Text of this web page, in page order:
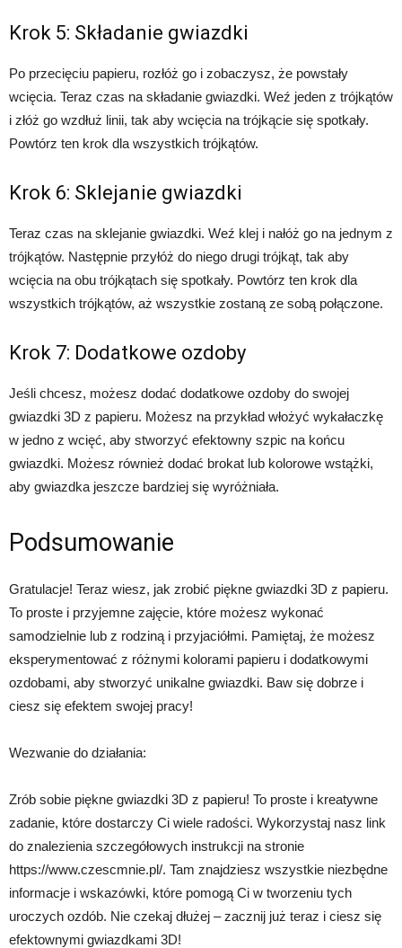
Krok 5: Składanie gwiazdki
Po przecięciu papieru, rozłóż go i zobaczysz, że powstały
wcięcia. Teraz czas na składanie gwiazdki. Weź jeden z trójkątów
i złóż go wzdłuż linii, tak aby wcięcia na trójkącie się spotkały.
Powtórz ten krok dla wszystkich trójkątów.
Krok 6: Sklejanie gwiazdki
Teraz czas na sklejanie gwiazdki. Weź klej i nałóż go na jednym z
trójkątów. Następnie przyłóż do niego drugi trójkąt, tak aby
wcięcia na obu trójkątach się spotkały. Powtórz ten krok dla
wszystkich trójkątów, aż wszystkie zostaną ze sobą połączone.
Krok 7: Dodatkowe ozdoby
Jeśli chcesz, możesz dodać dodatkowe ozdoby do swojej
gwiazdki 3D z papieru. Możesz na przykład włożyć wykałaczkę
w jedno z wcięć, aby stworzyć efektowny szpic na końcu
gwiazdki. Możesz również dodać brokat lub kolorowe wstążki,
aby gwiazdka jeszcze bardziej się wyróżniała.
Podsumowanie
Gratulacje! Teraz wiesz, jak zrobić piękne gwiazdki 3D z papieru.
To proste i przyjemne zajęcie, które możesz wykonać
samodzielnie lub z rodziną i przyjaciółmi. Pamiętaj, że możesz
eksperymentować z różnymi kolorami papieru i dodatkowymi
ozdobami, aby stworzyć unikalne gwiazdki. Baw się dobrze i
ciesz się efektem swojej pracy!
Wezwanie do działania:
Zrób sobie piękne gwiazdki 3D z papieru! To proste i kreatywne
zadanie, które dostarczy Ci wiele radości. Wykorzystaj nasz link
do znalezienia szczegółowych instrukcji na stronie
https://www.czescmnie.pl/. Tam znajdziesz wszystkie niezbędne
informacje i wskazówki, które pomogą Ci w tworzeniu tych
uroczych ozdób. Nie czekaj dłużej – zacznij już teraz i ciesz się
efektownymi gwiazdkami 3D!